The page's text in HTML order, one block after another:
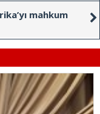
mahkum